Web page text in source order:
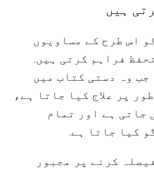
ہیں
اس طرح کے مساویوں
فراہم کرتی ہیں.
جب وہ دستی کتاب میں
پر علاج کیا جاتا ہے،
جاتی ہے اور تمام
کیا جاتا ہے.
کرنے پر مجبور